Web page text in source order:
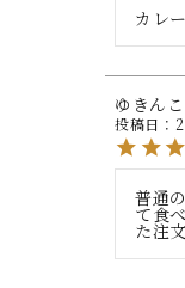
カレ
ゆきんこ
投稿日
普通
て食
た注